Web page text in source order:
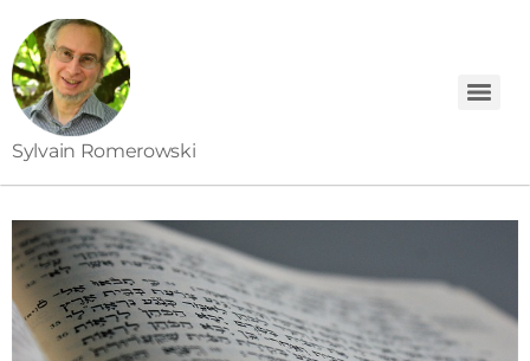
Sylvain Romerowski